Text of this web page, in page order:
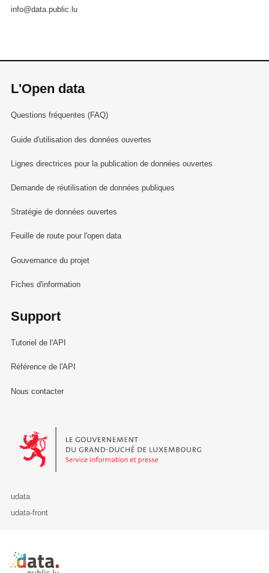
info@data.public.lu
L'Open data
Questions fréquentes (FAQ)
Guide d'utilisation des données ouvertes
Lignes directrices pour la publication de données ouvertes
Demande de réutilisation de données publiques
Stratégie de données ouvertes
Feuille de route pour l'open data
Gouvernance du projet
Fiches d'information
Support
Tutoriel de l'API
Référence de l'API
Nous contacter
Le Gouvernement du Grand-Duché de Luxembourg - Service
udata
udata-front
Retour à l'accueil de data.public.lu